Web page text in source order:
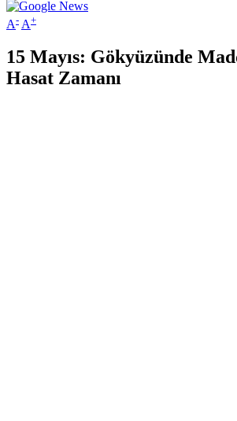
A- A+
15 Mayıs: Gökyüzünde
Hasat Zamanı